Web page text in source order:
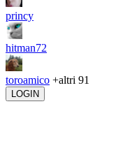
princy
hitman72
toroamico +altri 91
LOGIN